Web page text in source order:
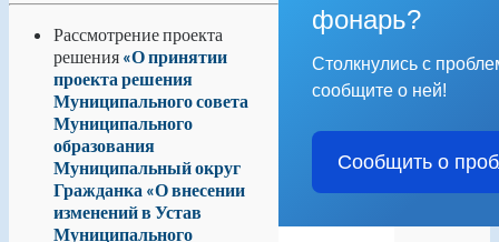
фонарь?
Столкнулись с
сообщите о ней!
Сообщить о
Рассмотрение проекта
решения «О принятии
проекта решения
Муниципального совета
Муниципального
образования
Муниципальный округ
Гражданка «О внесении
изменений в Устав
Муниципального